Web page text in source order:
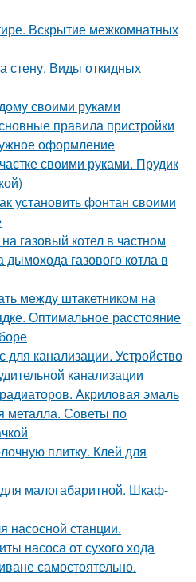
Вскрытие межкомнатных
стену. Виды откидных
своими руками
правила пристройки
оформление
своими руками. Прудик
установить фонтан своими
газовый котел в частном
газового котла в
между штакетником на
Оптимальное расстояние
для канализации. Устройство
канализации
Акриловая эмаль
металла. Советы по
плитку. Клей для
малогабаритной. Шкаф-
насосной станции.
насоса от сухого хода
самостоятельно.